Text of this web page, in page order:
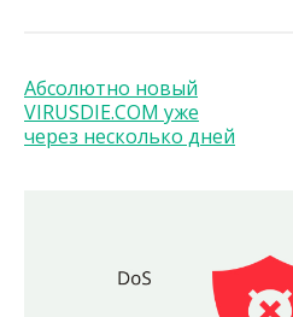
Абсолютно новый
VIRUSDIE.COM уже
через несколько дней